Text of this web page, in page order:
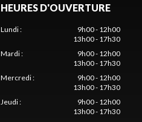
HEURES D'OUVERTURE
Lundi:
9h00 - 12h00
13h00 - 17h30
Mardi:
9h00 - 12h00
13h00 - 17h30
Mercredi:
9h00 - 12h00
13h00 - 17h30
Jeudi:
9h00 - 12h00
13h00 - 17h30